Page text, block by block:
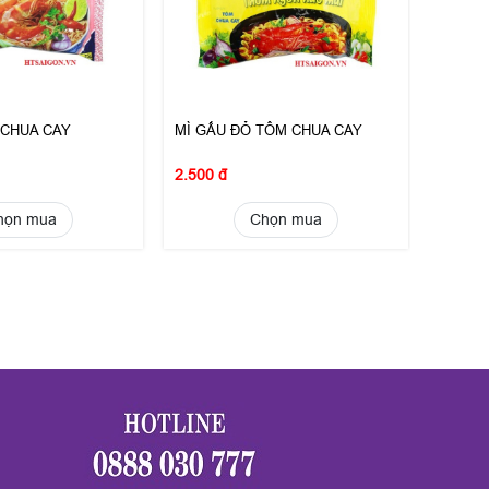
CAY
mua
MÌ GẤU ĐỎ TÔM CHUA CAY
2.500 đ
Chọn mua